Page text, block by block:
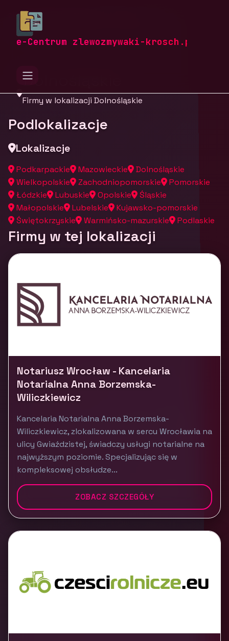
e-Centrum zlewozmywaki-krosch.pl
zlewozmywaki-krosch.pl
Firmy z województwa Dolnośląskiego
Dolnośląskie
Firmy w lokalizacji Dolnośląskie
Podlokalizacje
Lokalizacje
Podkarpackie Mazowieckie
Dolnośląskie
Wielkopolskie
Zachodniopomorskie
Pomorskie
Łódzkie
Lubuskie Opolskie
Śląskie
Małopolskie
Lubelskie
Kujawsko-pomorskie
Świętokrzyskie
Warmińsko-mazurskie Podlaskie
Firmy w tej lokalizacji
Notariusz Wrocław - Kancelaria
Notarialna Anna Borzemska-
Wiliczkiewicz
Kancelaria Notarialna Anna Borzemska-
Wiliczkiewicz, zlokalizowana w sercu Wrocławia na
ulicy Gwiaździstej, świadczy usługi notarialne na
najwyższym poziomie. Specjalizując się w
kompleksowej obsłudze...
ZOBACZ SZCZEGÓŁY